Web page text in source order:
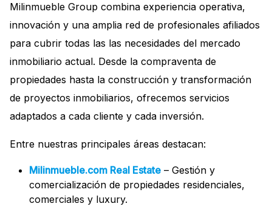
Milinmueble Group combina experiencia operativa,
innovación y una amplia red de profesionales afiliados
para cubrir todas las las necesidades del mercado
inmobiliario actual. Desde la compraventa de
propiedades hasta la construcción y transformación
de proyectos inmobiliarios, ofrecemos servicios
adaptados a cada cliente y cada inversión.
Entre nuestras principales áreas destacan:
Milinmueble.com Real Estate – Gestión y
comercialización de propiedades residenciales,
comerciales y luxury.